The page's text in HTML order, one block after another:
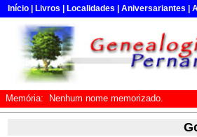
Início Livros Localidades Aniversariantes
Memória: Nenhum nome memorizado.